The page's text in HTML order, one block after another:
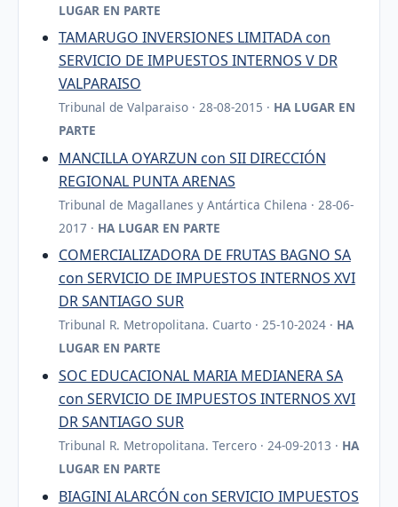
LUGAR EN PARTE
TAMARUGO INVERSIONES LIMITADA con
SERVICIO DE IMPUESTOS INTERNOS V DR
VALPARAISO
Tribunal de Valparaiso · 28-08-2015 · HA LUGAR EN
PARTE
MANCILLA OYARZUN con SII DIRECCIÓN
REGIONAL PUNTA ARENAS
Tribunal de Magallanes y Antártica Chilena · 28-06-
2017 · HA LUGAR EN PARTE
COMERCIALIZADORA DE FRUTAS BAGNO SA
con SERVICIO DE IMPUESTOS INTERNOS XVI
DR SANTIAGO SUR
Tribunal R. Metropolitana. Cuarto · 25-10-2024 · HA
LUGAR EN PARTE
SOC EDUCACIONAL MARIA MEDIANERA SA
con SERVICIO DE IMPUESTOS INTERNOS XVI
DR SANTIAGO SUR
Tribunal R. Metropolitana. Tercero · 24-09-2013 · HA
LUGAR EN PARTE
BIAGINI ALARCÓN con SERVICIO IMPUESTOS